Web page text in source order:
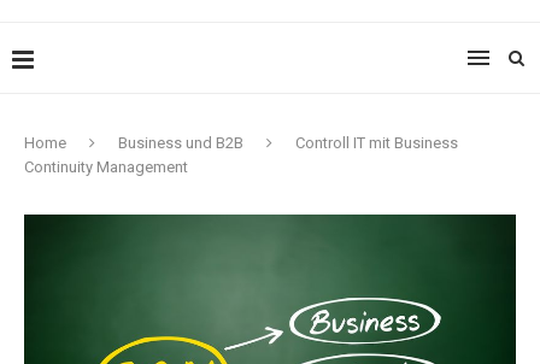
Home Business und B2B
Controll IT mit Business
Continuity Management